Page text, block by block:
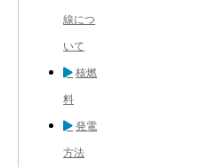
線につ
いて
核燃
料
発電
方法